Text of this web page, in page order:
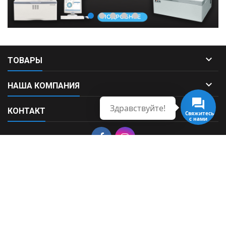
ТОВАРЫ 
НАША КОМПАНИЯ 
КОНТАКТ 
Свяжитесь
с нами
Здравствуйте!